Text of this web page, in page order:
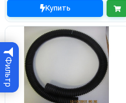
Фильтр
Купить